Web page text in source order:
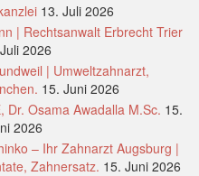
13. Juli 2026
| Rechtsanwalt Erbrecht Trier
2026
| Umweltzahnarzt,
15. Juni 2026
Dr. Osama Awadalla M.Sc. 15.
2026
– Ihr Zahnarzt Augsburg |
Zahnersatz. 15. Juni 2026